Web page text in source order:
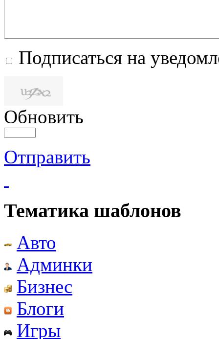
Подписаться на
Обновить
Отправить
Тематика шаблонов
Авто
Админки
Бизнес
Блоги
Игры